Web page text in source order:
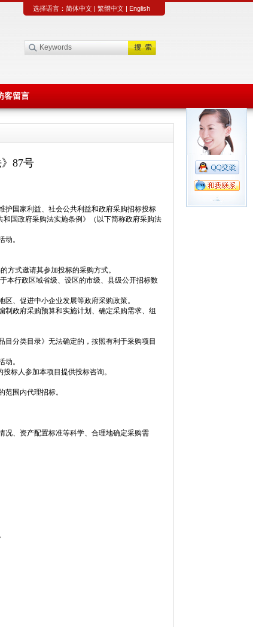
选择语言： 简体中文| 繁體中文| English
客留言
87号
护国家利益、社会公共利益和政府采购招标投标
国政府采购法实施条例》（以下简称政府采购法
。
方式邀请其参加投标的采购方式。
本行政区域省级、设区的市级、县级公开招标数
、促进中小企业发展等政府采购政策。
政府采购预算和实施计划、确定采购需求、组
分类目录》无法确定的，按照有利于采购项目
。
标人参加本项目提供投标咨询。
围内代理招标。
况、资产配置标准等科学、合理地确定采购需